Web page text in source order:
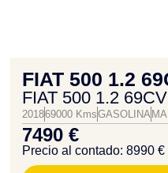
FIAT 500 1.2
FIAT 500 1.2
201869000 KmsGASOLINA
7490 €
Precio al contado: 8990 €